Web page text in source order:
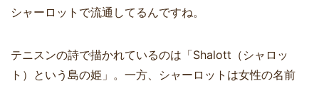
シャーロットで流通してるんですね。
テニスンの詩で描かれているのは「Shalott（シャロッ
ト）という島の姫」。一方、シャーロットは女性の名前